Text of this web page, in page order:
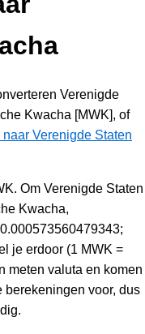
Verenigde
Kwacha [MWK], of
Verenigde Staten
Om Verenigde Staten
Kwacha,
je erdoor (1 MWK =
meten valuta en komen
voor, dus